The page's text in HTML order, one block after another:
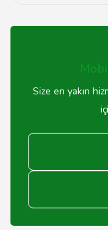
şubenizin telefon
Size en yakın